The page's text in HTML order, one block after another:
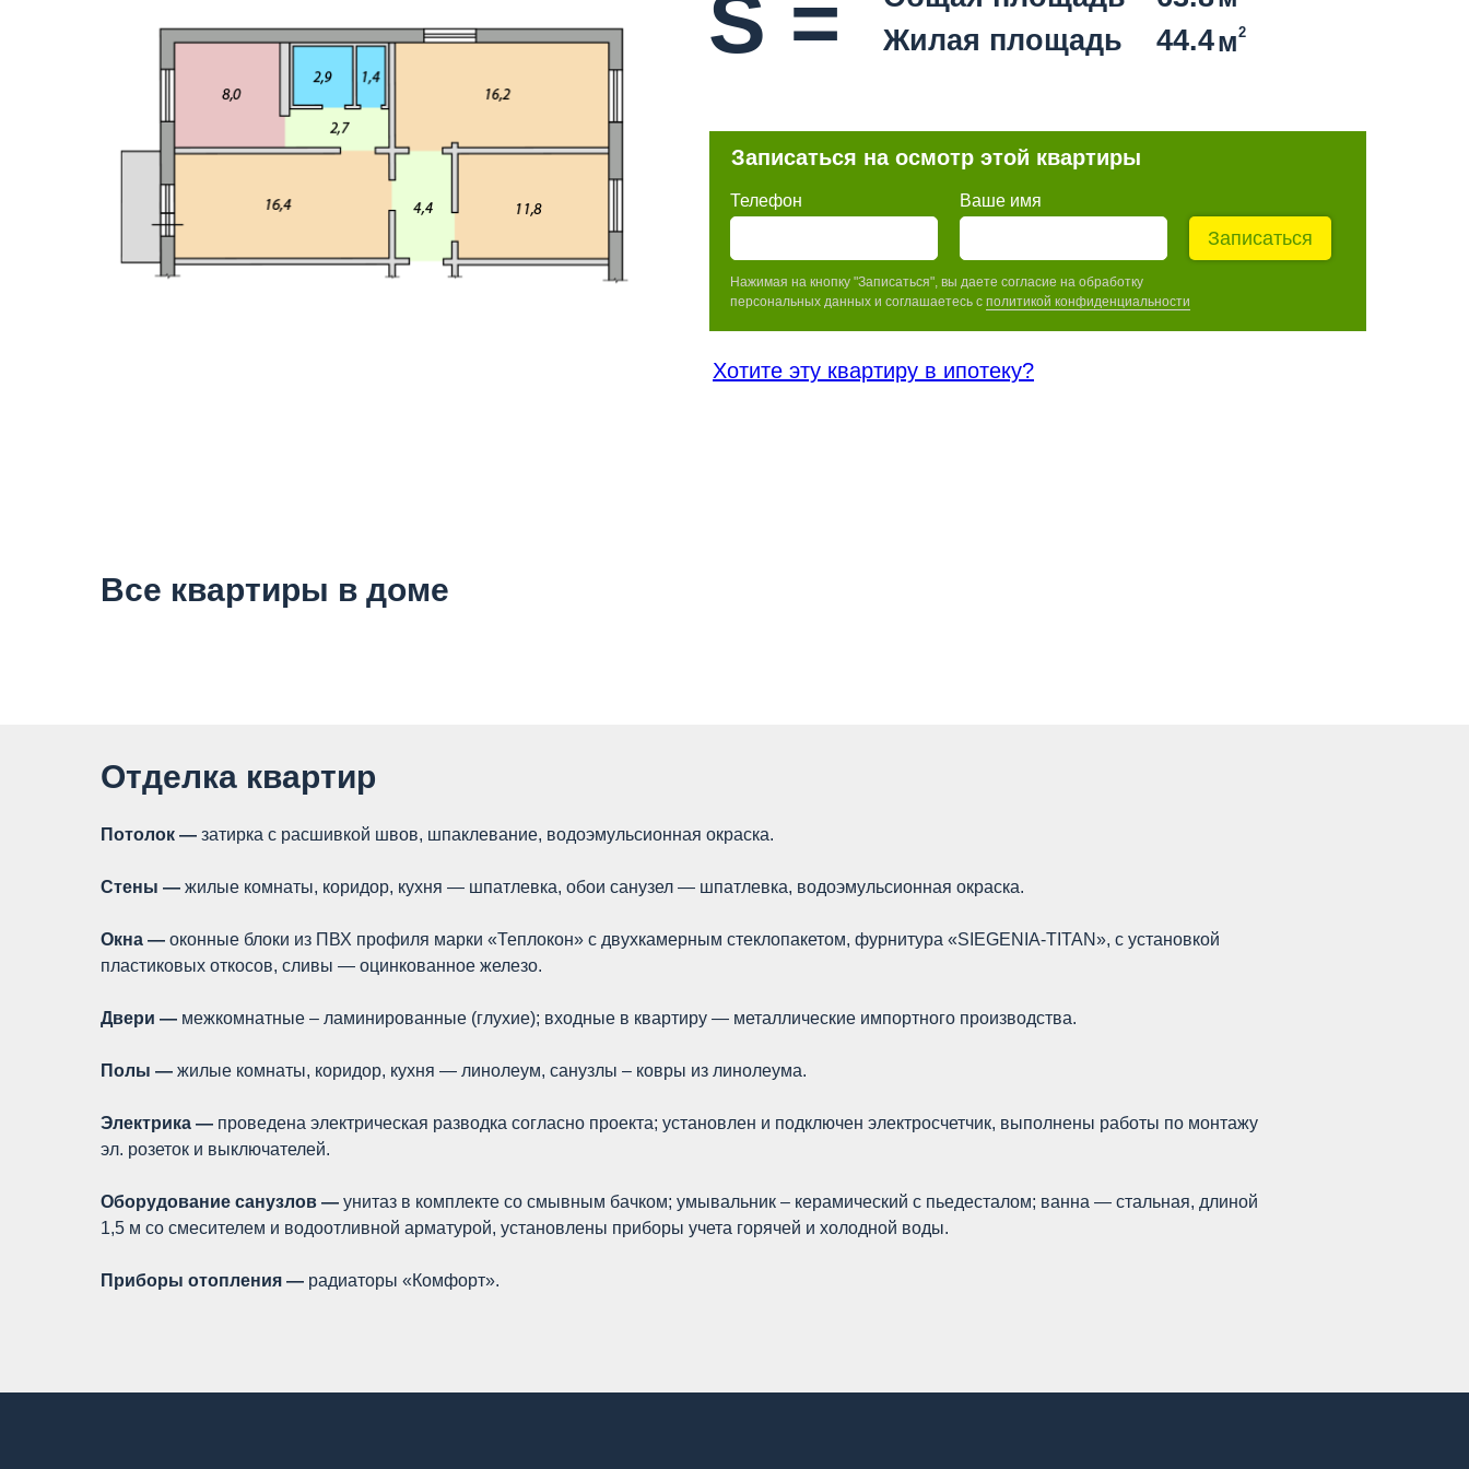
Телефон Ваше имя
Записаться
Жилая площадь
44.4м2
S =
Нажимая на кнопку "Записаться", вы даете согласие на обработку
персональных данных и соглашаетесь c политикой конфиденциальности
Записаться на осмотр этой квартиры
Хотите эту квартиру в ипотеку?
Все квартиры в доме
Отделка квартир
Потолок — затирка с расшивкой швов, шпаклевание, водоэмульсионная окраска.
Стены — жилые комнаты, коридор, кухня — шпатлевка, обои санузел — шпатлевка, водоэмульсионная окраска.
Окна — оконные блоки из ПВХ профиля марки «Теплокон» с двухкамерным стеклопакетом, фурнитура «SIEGENIA-TITAN», с установкой
пластиковых откосов, сливы — оцинкованное железо.
Двери — межкомнатные – ламинированные (глухие); входные в квартиру — металлические импортного производства.
Полы — жилые комнаты, коридор, кухня — линолеум, санузлы – ковры из линолеума.
Электрика — проведена электрическая разводка согласно проекта; установлен и подключен электросчетчик, выполнены работы по монтажу
эл. розеток и выключателей.
Оборудование санузлов — унитаз в комплекте со смывным бачком; умывальник – керамический с пьедесталом; ванна — стальная, длиной
1,5 м со смесителем и водоотливной арматурой, установлены приборы учета горячей и холодной воды.
Приборы отопления — радиаторы «Комфорт».